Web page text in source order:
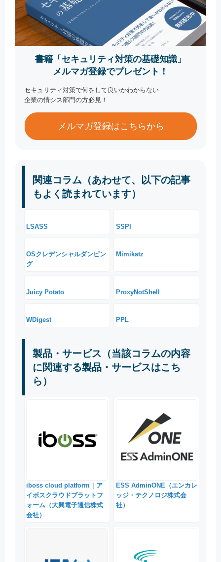
書籍「セキュリティ対策の基礎知識」
メルマガ登録でプレゼント！
セキュリティ対策で何をして良いかわからない
企業の情シス部門の方必見！
メルマガ登録はこちらから
関連コラム（あわせて、以下の記事
もよく読まれています）
LSASS SSPI
OSクレデンシャルダンピン
グ
Mimikatz
Juicy Potato ProxyNotShell
WDigest PPL
製品・サービス（当該コラムの内容
に関連する製品・サービスはこち
ら）
iboss cloud platform｜ア
イボスクラウドプラットフ
ォーム（大興電子通信株式
会社）
ESS AdminONE（エンカレ
ッジ・テクノロジ株式会
社）